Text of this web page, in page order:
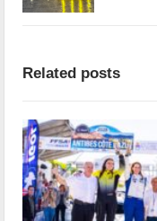
Related posts